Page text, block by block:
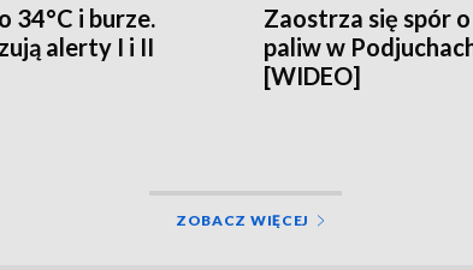
34°C i burze.
alerty I i II
Zaostrza się spór
paliw w
[WIDEO]
ZOBACZ WIĘCEJ